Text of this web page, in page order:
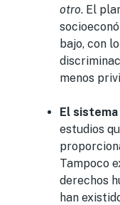
otro. El
bajo, con
menos
El
estudios
Tampoco
derechos
han